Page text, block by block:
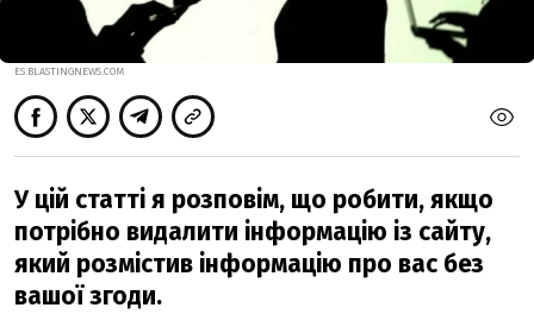
ES.BLASTINGNEWS.COM
У цій статті я розповім, що робити, якщо
потрібно видалити інформацію із сайту,
який розмістив інформацію про вас без
вашої згоди.